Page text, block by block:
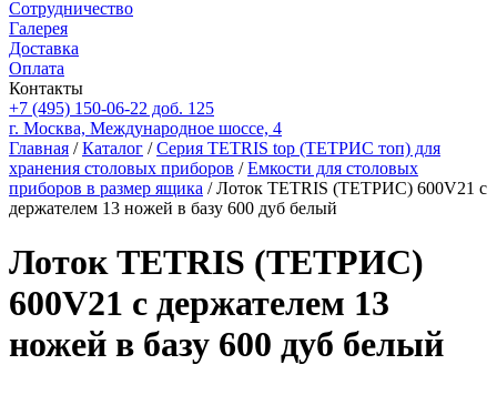
Сотрудничество
Галерея
Доставка
Оплата
Контакты
+7 (495) 150-06-22 доб. 125
г. Москва, Международное шоссе, 4
Главная /Каталог /Серия TETRIS top (ТЕТРИС топ) для
хранения столовых приборов /Емкости для столовых
приборов в размер ящика / Лоток TETRIS (ТЕТРИС) 600V21 с
держателем 13 ножей в базу 600 дуб белый
Лоток TETRIS (ТЕТРИС)
600V21 с держателем 13
ножей в базу 600 дуб белый